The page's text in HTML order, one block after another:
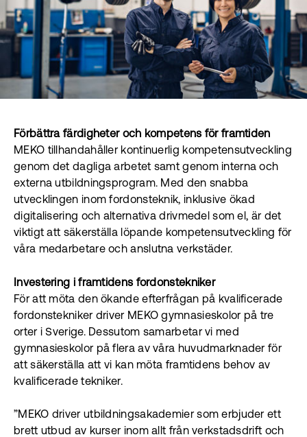
Förbättra färdigheter och kompetens för framtiden
MEKO tillhandahåller kontinuerlig kompetensutveckling
genom det dagliga arbetet samt genom interna och
externa utbildningsprogram. Med den snabba
utvecklingen inom fordonsteknik, inklusive ökad
digitalisering och alternativa drivmedel som el, är det
viktigt att säkerställa löpande kompetensutveckling för
våra medarbetare och anslutna verkstäder.
Investering i framtidens fordonstekniker
För att möta den ökande efterfrågan på kvalificerade
fordonstekniker driver MEKO gymnasieskolor på tre
orter i Sverige. Dessutom samarbetar vi med
gymnasieskolor på flera av våra huvudmarknader för
att säkerställa att vi kan möta framtidens behov av
kvalificerade tekniker.
”MEKO driver utbildningsakademier som erbjuder ett
brett utbud av kurser inom allt från verkstadsdrift och